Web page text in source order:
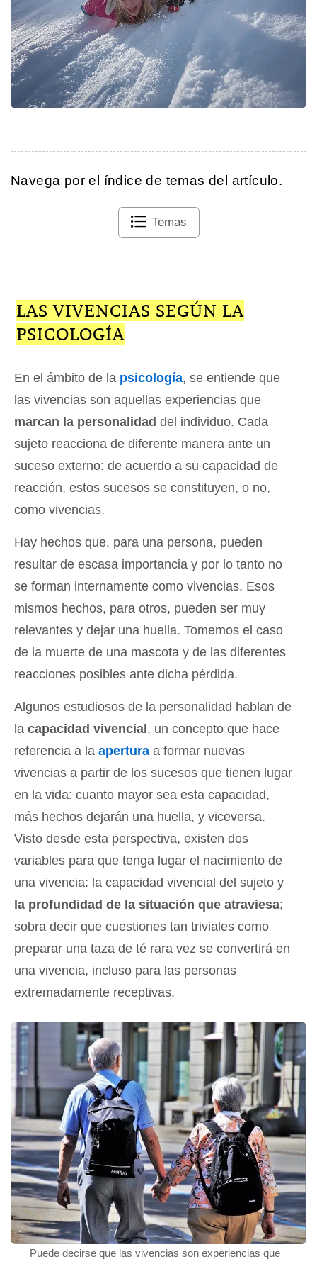
Navega por el índice de temas del artículo.
Temas
LAS VIVENCIAS SEGÚN LA
PSICOLOGÍA
En el ámbito de la psicología, se entiende que
las vivencias son aquellas experiencias que
marcan la personalidad del individuo. Cada
sujeto reacciona de diferente manera ante un
suceso externo: de acuerdo a su capacidad de
reacción, estos sucesos se constituyen, o no,
como vivencias.
Hay hechos que, para una persona, pueden
resultar de escasa importancia y por lo tanto no
se forman internamente como vivencias. Esos
mismos hechos, para otros, pueden ser muy
relevantes y dejar una huella. Tomemos el caso
de la muerte de una mascota y de las diferentes
reacciones posibles ante dicha pérdida.
Algunos estudiosos de la personalidad hablan de
la capacidad vivencial , un concepto que hace
referencia a la apertura a formar nuevas
vivencias a partir de los sucesos que tienen lugar
en la vida: cuanto mayor sea esta capacidad,
más hechos dejarán una huella, y viceversa.
Visto desde esta perspectiva, existen dos
variables para que tenga lugar el nacimiento de
una vivencia: la capacidad vivencial del sujeto y
la profundidad de la situación que atraviesa;
sobra decir que cuestiones tan triviales como
preparar una taza de té rara vez se convertirá en
una vivencia, incluso para las personas
extremadamente receptivas.
Puede decirse que las vivencias son experiencias que